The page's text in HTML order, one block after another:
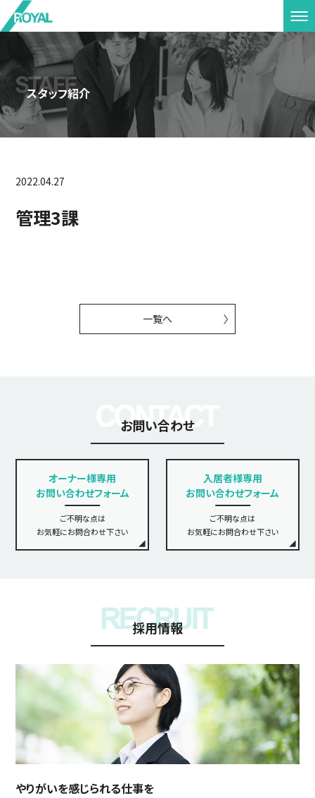
スタッフ紹介
管理3課
2022.04.27
一覧へ
お問い合わせ
オーナー様専用
お問い合わせフォーム
ご不明な点は
お気軽にお問合わせ下さい
入居者様専用
お問い合わせフォーム
ご不明な点は
お気軽にお問合わせ下さい
採用情報
やりがいを感じられる仕事を